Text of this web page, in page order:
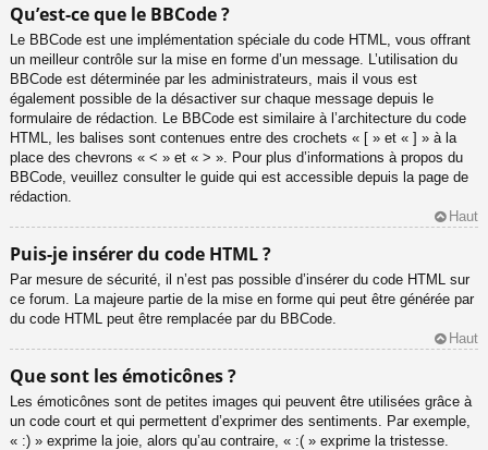
Qu’est-ce que le BBCode ?
Le BBCode est une implémentation spéciale du code HTML, vous offrant
un meilleur contrôle sur la mise en forme d’un message. L’utilisation du
BBCode est déterminée par les administrateurs, mais il vous est
également possible de la désactiver sur chaque message depuis le
formulaire de rédaction. Le BBCode est similaire à l’architecture du code
HTML, les balises sont contenues entre des crochets « [ » et « ] » à la
place des chevrons « < » et « > ». Pour plus d’informations à propos du
BBCode, veuillez consulter le guide qui est accessible depuis la page de
rédaction.
Haut
Puis-je insérer du code HTML ?
Par mesure de sécurité, il n’est pas possible d’insérer du code HTML sur
ce forum. La majeure partie de la mise en forme qui peut être générée par
du code HTML peut être remplacée par du BBCode.
Haut
Que sont les émoticônes ?
Les émoticônes sont de petites images qui peuvent être utilisées grâce à
un code court et qui permettent d’exprimer des sentiments. Par exemple,
« :) » exprime la joie, alors qu’au contraire, « :( » exprime la tristesse.